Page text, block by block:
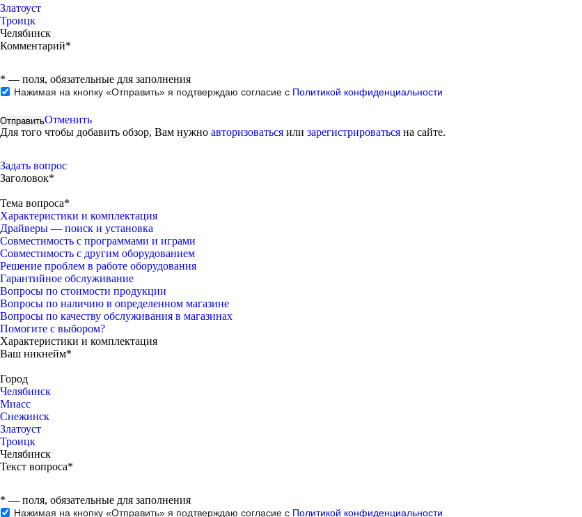
Златоуст
Троицк
Челябинск
Комментарий*
* — поля, обязательные для заполнения
Нажимая на кнопку «Отправить» я подтверждаю согласие с Политикой конфиденциальности
Отменить
Для того чтобы добавить обзор, Вам нужно авторизоваться или зарегистрироваться на сайте.
Задать вопрос
Заголовок*
Тема вопроса*
Характеристики и комплектация
Драйверы — поиск и установка
Совместимость с программами и играми
Совместимость с другим оборудованием
Решение проблем в работе оборудования
Гарантийное обслуживание
Вопросы по стоимости продукции
Вопросы по наличию в определенном магазине
Вопросы по качеству обслуживания в магазинах
Помогите с выбором?
Характеристики и комплектация
Ваш никнейм*
Город
Челябинск
Миасс
Снежинск
Златоуст
Троицк
Челябинск
Текст вопроса*
* — поля, обязательные для заполнения
Нажимая на кнопку «Отправить» я подтверждаю согласие с Политикой конфиденциальности